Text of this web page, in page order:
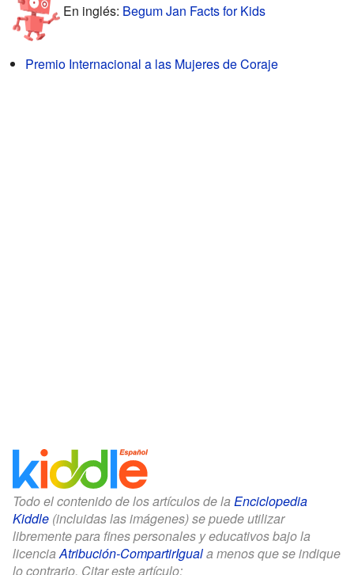
En inglés: Begum Jan Facts for Kids
Premio Internacional a las Mujeres de Coraje
Todo el contenido de los artículos de la Enciclopedia
Kiddle (incluidas las imágenes) se puede utilizar
libremente para fines personales y educativos bajo la
licenciaAtribución-CompartirIguala menos que se indique
lo contrario. Citar este artículo: